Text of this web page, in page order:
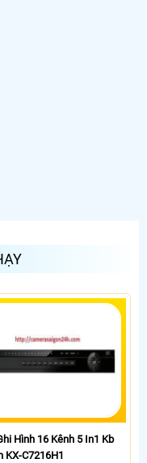
Hình 16 Kênh 5 In1 Kb
KX-C7216H1